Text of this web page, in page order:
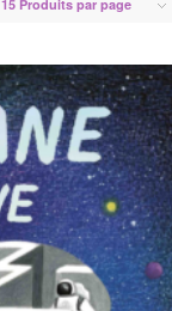
15 Produits par page